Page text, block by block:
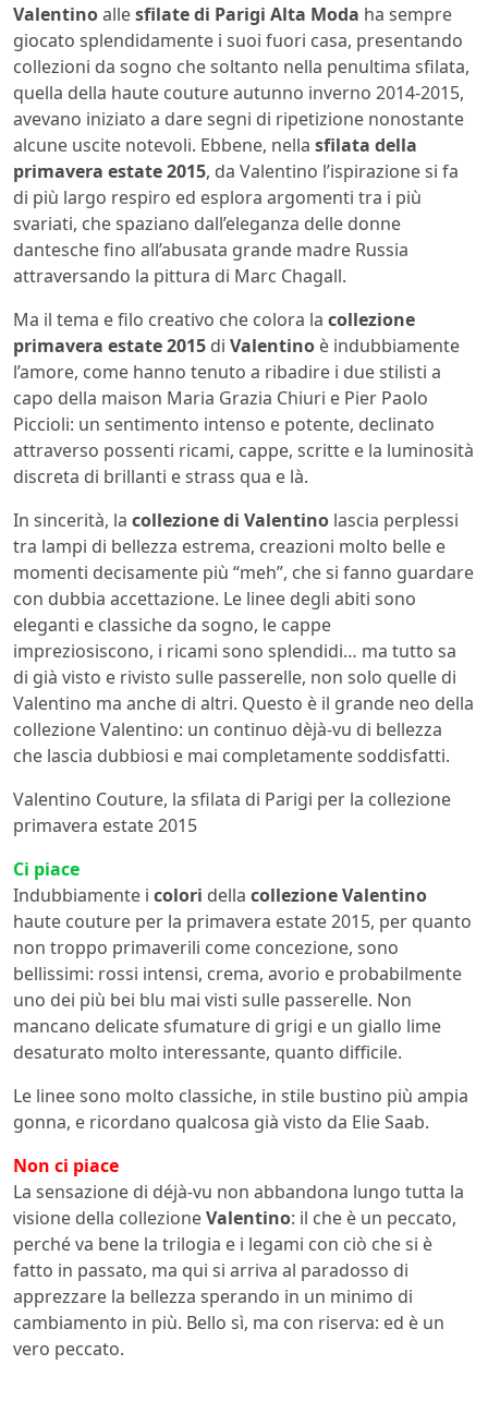
Valentinoallesfilate di Parigi Alta Moda ha sempre
giocato splendidamente i suoi fuori casa, presentando
collezioni da sogno che soltanto nella penultima sfilata,
quella della haute couture autunno inverno 2014-2015,
avevano iniziato a dare segni di ripetizione nonostante
alcune uscite notevoli. Ebbene, nella sfilata della
primavera estate 2015, da Valentino l’ispirazione si fa
di più largo respiro ed esplora argomenti tra i più
svariati, che spaziano dall’eleganza delle donne
dantesche fino all’abusata grande madre Russia
attraversando la pittura di Marc Chagall.
Ma il tema e filo creativo che colora la collezione
primavera estate 2015 di Valentino è indubbiamente
l’amore, come hanno tenuto a ribadire i due stilisti a
capo della maison Maria Grazia Chiuri e Pier Paolo
Piccioli: un sentimento intenso e potente, declinato
attraverso possenti ricami, cappe, scritte e la luminosità
discreta di brillanti e strass qua e là.
In sincerità, la collezione di Valentino lascia perplessi
tra lampi di bellezza estrema, creazioni molto belle e
momenti decisamente più “meh”, che si fanno guardare
con dubbia accettazione. Le linee degli abiti sono
eleganti e classiche da sogno, le cappe
impreziosiscono, i ricami sono splendidi… ma tutto sa
di già visto e rivisto sulle passerelle, non solo quelle di
Valentino ma anche di altri. Questo è il grande neo della
collezione Valentino: un continuo dèjà-vu di bellezza
che lascia dubbiosi e mai completamente soddisfatti.
Valentino Couture, la sfilata di Parigi per la collezione
primavera estate 2015
Ci piace
Indubbiamente i colori della collezione Valentino
haute couture per la primavera estate 2015, per quanto
non troppo primaverili come concezione, sono
bellissimi: rossi intensi, crema, avorio e probabilmente
uno dei più bei blu mai visti sulle passerelle. Non
mancano delicate sfumature di grigi e un giallo lime
desaturato molto interessante, quanto difficile.
Le linee sono molto classiche, in stile bustino più ampia
gonna, e ricordano qualcosa già visto da Elie Saab.
Non ci piace
La sensazione di déjà-vu non abbandona lungo tutta la
visione della collezioneValentino: il che è un peccato,
perché va bene la trilogia e i legami con ciò che si è
fatto in passato, ma qui si arriva al paradosso di
apprezzare la bellezza sperando in un minimo di
cambiamento in più. Bello sì, ma con riserva: ed è un
vero peccato.